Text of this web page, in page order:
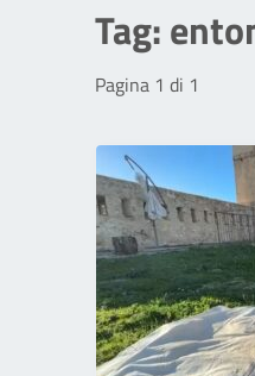
Tag:
Pagina 1 di 1